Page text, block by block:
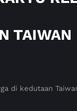
TAIWAN
di kedutaan